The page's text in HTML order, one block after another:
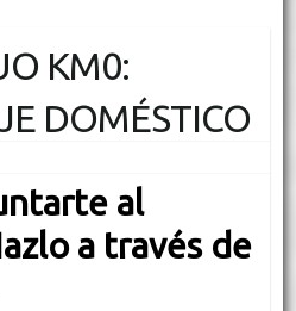
KM0:
DOMÉSTICO
al
a través de